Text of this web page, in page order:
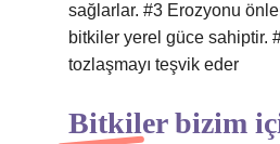
sağlarlar. #3 Erozyonu
bitkiler yerel güce sahiptir.
tozlaşmayı teşvik eder
Bitkiler bizim